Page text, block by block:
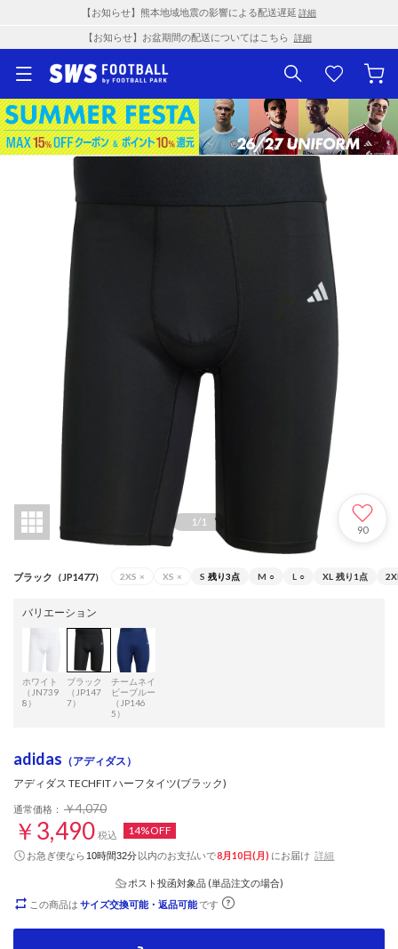
【お知らせ】熊本地域地震の影響による配送遅延 詳細
【お知らせ】お盆期間の配送についてはこちら 詳細
1/1
90
ブラック（JP1477） 2XS × XS × S 残り3点 M ○ L ○ XL 残り1点
バリエーション
ホワイト
（JN739
8）
ブラック
（JP147
7）
チームネイ
ビーブルー
（JP146
5）
adidas （アディダス）
アディダス TECHFIT ハーフタイツ(ブラック)
通常価格： ￥4,070
￥3,490 税込 14%OFF
お急ぎ便なら 10時間32分以内のお支払いで8月10日(月) にお届け 詳細
ポスト投函対象品 (単品注文の場合)
この商品は サイズ交換可能・返品可能です